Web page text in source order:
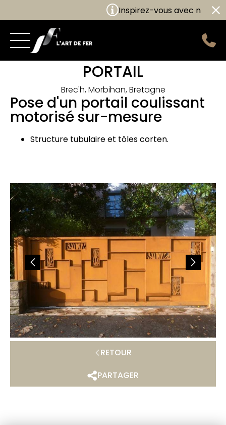
Inspirez-vous avec nos
PORTAIL
Brec'h, Morbihan, Bretagne
Pose d'un portail coulissant
motorisé sur-mesure
Structure tubulaire et tôles corten.
RETOUR
PARTAGER